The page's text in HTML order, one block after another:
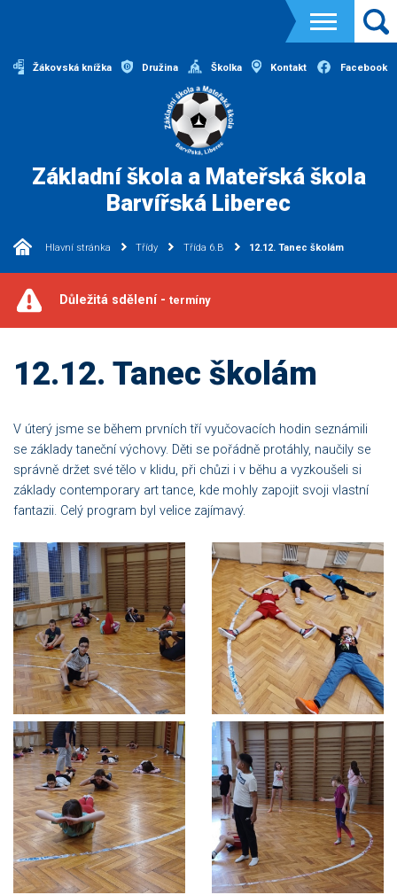
Žákovská knížka Družina Školka Kontakt Facebook
Základní škola a Mateřská škola
Barvířská Liberec
Hlavní stránka Třídy Třída 6.B 12.12. Tanec školám
Důležitá sdělení - termíny
12.12. Tanec školám
V úterý jsme se během prvních tří vyučovacích hodin seznámili
se základy taneční výchovy. Děti se pořádně protáhly, naučily se
správně držet své tělo v klidu, při chůzi i v běhu a vyzkoušeli si
základy contemporary art tance, kde mohly zapojit svoji vlastní
fantazii. Celý program byl velice zajímavý.